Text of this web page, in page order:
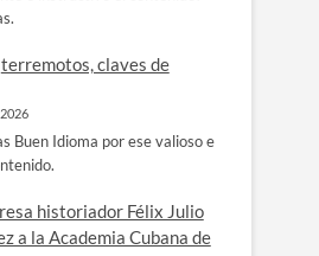
terremotos, claves de
Buen Idioma por ese valioso e
historiador Félix Julio
a la Academia Cubana de